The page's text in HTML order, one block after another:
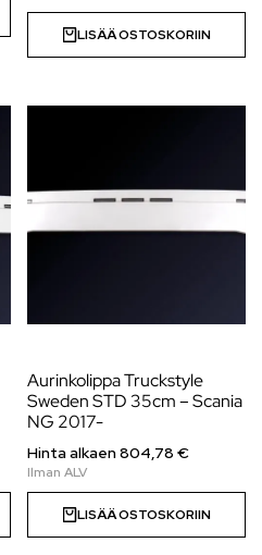
LISÄÄ OSTOSKORIIN
Aurinkolippa Truckstyle
Sweden STD 35cm – Scania
NG 2017-
Hinta alkaen804,78 €
LISÄÄ OSTOSKORIIN